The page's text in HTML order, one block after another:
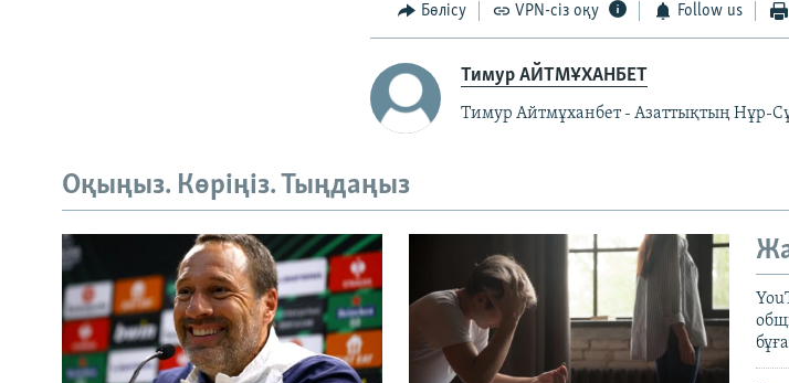
Бөлісу VPN-сіз оқу Follow us
Тимур АЙТМҰХАНБЕТ
Тимур Айтмұханбет - Азаттықтың Нұр-
Оқыңыз. Көріңіз. Тыңдаңыз